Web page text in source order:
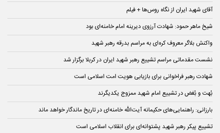
آقای شهید ایران از نگاه روس‌ها + فیلم
شیخ ماهر حمود: شهادت آرزوی دیرینه امام خامنه‌ای بود
واکنش بلاگر معروف کره‌ای به مراسم بدرقه رهبر شهید
نشست مقدماتی مراسم تشییع رهبر شهید ایران در کربلا برگزار شد
شهادت رهبر فراخوانی برای بازیابی هویت امت اسلامی است
بُهت و بُغض در تشییع امام شهید ممزوج یکدیگرند
بارزانی: راهنمایی‌های حکیمانه آیت‌الله خامنه‌ای در تاریخ ماندگار خواهد ماند
تشییع پیکر رهبر شهید پشتوانه‌ای برای انقلاب اسلامی است